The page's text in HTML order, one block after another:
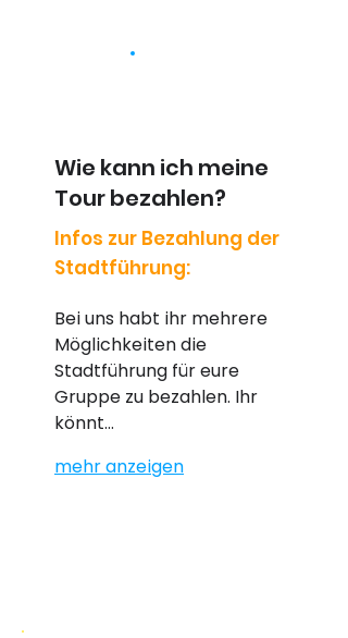
Wie kann ich meine
Tour bezahlen?
Infos zur Bezahlung der
Stadtführung:
Bei uns habt ihr mehrere
Möglichkeiten die
Stadtführung für eure
Gruppe zu bezahlen. Ihr
könnt…
mehr anzeigen